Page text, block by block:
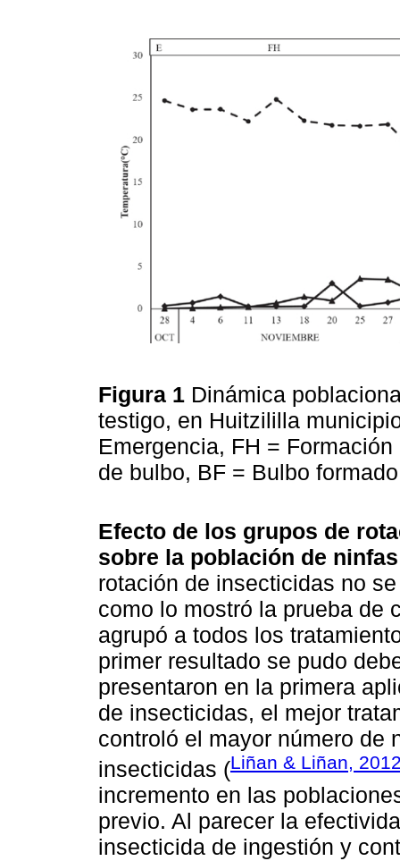
Figura 1 Dinámica
testigo, en Huitzililla
Emergencia, FH =
de bulbo, BF = Bulbo
Efecto de los grupos de
sobre la población de
rotación de insecticidas no
como lo mostró la prueba de
agrupó a todos los
primer resultado se pudo
presentaron en la primera
de insecticidas, el mejor
controló el mayor número de
insecticidas (Liñan & Liñan,
incremento en las
previo. Al parecer la
insecticida de ingestión y